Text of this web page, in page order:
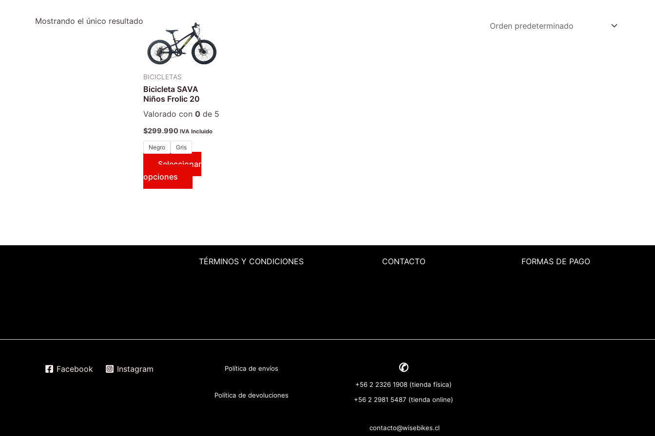
Mostrando el único resultado
BICICLETAS
Bicicleta SAVA
Niños Frolic 20
Valorado con 0 de 5
$299.990 IVA Incluido
Negro Gris
Seleccionar
opciones
Este
producto
tiene
múltiples
Las
opciones
se
elegir
TÉRMINOS Y CONDICIONES CONTACTO FORMAS DE PAGO
Facebook Instagram Política de envíos
Política de devoluciones
✆
+56 2 2326 1908 (tienda física)
+56 2 2981 5487 (tienda online)
contacto@wisebikes.cl